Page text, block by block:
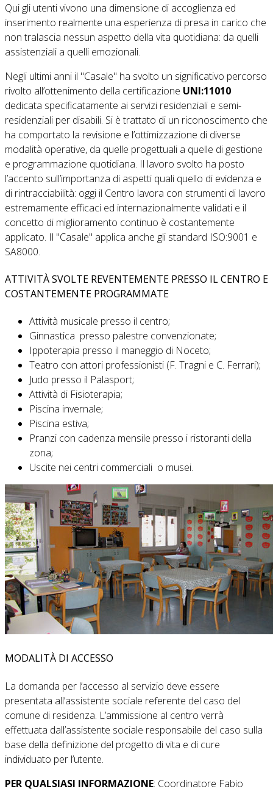
Qui gli utenti vivono una dimensione di accoglienza ed
inserimento realmente una esperienza di presa in carico che
non tralascia nessun aspetto della vita quotidiana: da quelli
assistenziali a quelli emozionali.
Negli ultimi anni il "Casale" ha svolto un significativo percorso
rivolto all’ottenimento della certificazione UNI:11010
dedicata specificatamente ai servizi residenziali e semi-
residenziali per disabili. Si è trattato di un riconoscimento che
ha comportato la revisione e l’ottimizzazione di diverse
modalità operative, da quelle progettuali a quelle di gestione
e programmazione quotidiana. Il lavoro svolto ha posto
l’accento sull’importanza di aspetti quali quello di evidenza e
di rintracciabilità: oggi il Centro lavora con strumenti di lavoro
estremamente efficaci ed internazionalmente validati e il
concetto di miglioramento continuo è costantemente
applicato. Il "Casale" applica anche gli standard ISO:9001 e
SA8000.
ATTIVITÀ SVOLTE REVENTEMENTE PRESSO IL CENTRO E
COSTANTEMENTE PROGRAMMATE
Attività musicale presso il centro;
Ginnastica presso palestre convenzionate;
Ippoterapia presso il maneggio di Noceto;
Teatro con attori professionisti (F. Tragni e C. Ferrari);
Judo presso il Palasport;
Attività di Fisioterapia;
Piscina invernale;
Piscina estiva;
Pranzi con cadenza mensile presso i ristoranti della
zona;
Uscite nei centri commerciali o musei.
MODALITÀ DI ACCESSO
La domanda per l’accesso al servizio deve essere
presentata all’assistente sociale referente del caso del
comune di residenza. L’ammissione al centro verrà
effettuata dall’assistente sociale responsabile del caso sulla
base della definizione del progetto di vita e di cure
individuato per l’utente.
PER QUALSIASI INFORMAZIONE: Coordinatore Fabio